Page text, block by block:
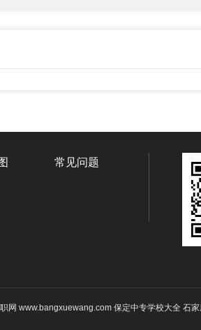
常见问题
网 www.bangxuewang.com 保定中专学校大全 石